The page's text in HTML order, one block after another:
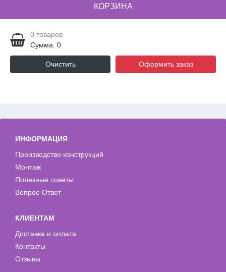
КОРЗИНА
0 товаров
Сумма: 0
Очистить Оформить заказ
ИНФОРМАЦИЯ
Производство конструкций
Монтаж
Полезные советы
Вопрос-Ответ
КЛИЕНТАМ
Доставка и оплата
Контакты
Отзывы